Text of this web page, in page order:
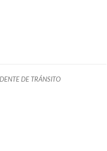
DE TRÁNSITO